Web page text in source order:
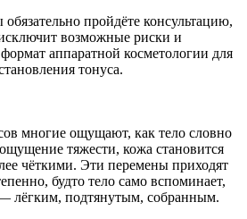
пройдёте консультацию,
возможные риски и
аппаратной косметологии для
тонуса.
многие ощущают, как тело словно
тяжести, кожа становится
чёткими. Эти перемены приходят
будто тело само вспоминает,
лёгким, подтянутым, собранным.